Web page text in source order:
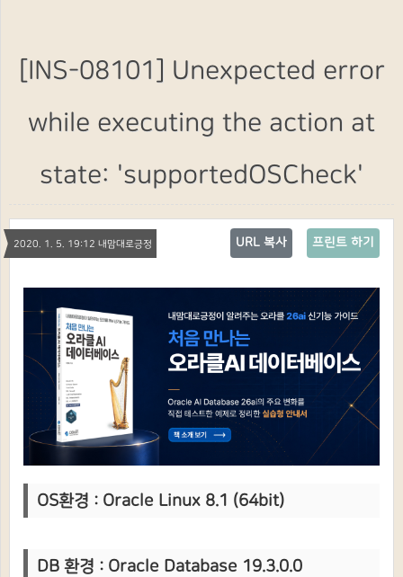
[INS-08101] Unexpected error
while executing the action at
state: 'supportedOSCheck'
2020. 1. 5. 19:12 내맘대로긍정 프린트 하기
URL 복사
OS환경 : Oracle Linux 8.1 (64bit)
DB 환경 : Oracle Database 19.3.0.0